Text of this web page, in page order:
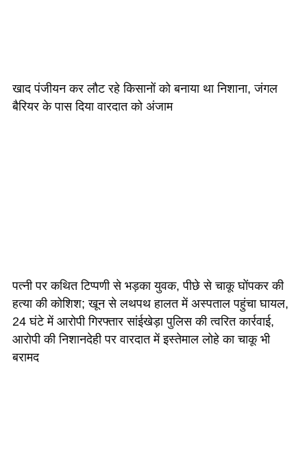
खाद पंजीयन कर लौट रहे किसानों को बनाया था निशाना, जंगल
बैरियर के पास दिया वारदात को अंजाम
पत्नी पर कथित टिप्पणी से भड़का युवक, पीछे से चाकू घोंपकर की
हत्या की कोशिश; खून से लथपथ हालत में अस्पताल पहुंचा घायल,
24 घंटे में आरोपी गिरफ्तार सांईखेड़ा पुलिस की त्वरित कार्रवाई,
आरोपी की निशानदेही पर वारदात में इस्तेमाल लोहे का चाकू भी
बरामद